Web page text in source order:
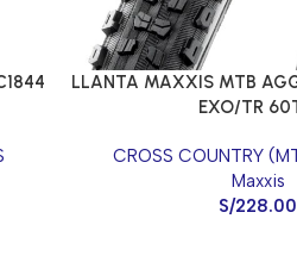
LLANTA MAXXIS MTB
EXO/TR
CROSS COUNTRY
Maxxis
S/228.00